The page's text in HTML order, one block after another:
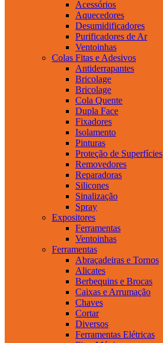
Acessórios
Aquecedores
Desumidificadores
Purificadores de Ar
Ventoinhas
Colas Fitas e Adesivos
Antiderrapantes
Bricolage
Bricolage
Cola Quente
Dupla Face
Fixadores
Isolamento
Pinturas
Proteção de Superfícies
Removedores
Reparadoras
Silicones
Sinalização
Spray
Expositores
Ferramentas
Ventoinhas
Ferramentas
Abraçadeiras e Tornos
Alicates
Berbequins e Brocas
Caixas e Arrumação
Chaves
Cortar
Diversos
Ferramentas Elétricas